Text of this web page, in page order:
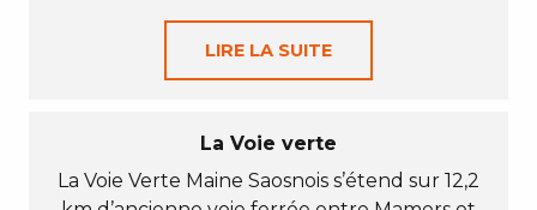
LIRE LA SUITE
La Voie verte
La Voie Verte Maine Saosnois s’étend sur 12,2